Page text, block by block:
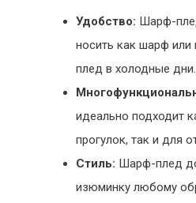
Удобство: Шарф-
носить как шарф или
плед в холодные дни.
идеально подходит
прогулок, так и для
Стиль: Шарф-плед
изюминку любому